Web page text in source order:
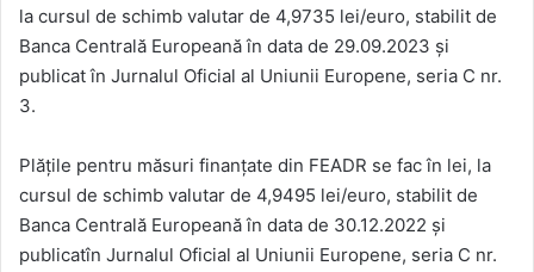
la cursul de schimb valutar de 4,9735 lei/euro, stabilit de
Banca Centrală Europeană în data de 29.09.2023 şi
publicat în Jurnalul Oficial al Uniunii Europene, seria C nr.
3.
Plăţile pentru măsuri finanţate din FEADR se fac în lei, la
cursul de schimb valutar de 4,9495 lei/euro, stabilit de
Banca Centrală Europeană în data de 30.12.2022 şi
publicatîn Jurnalul Oficial al Uniunii Europene, seria C nr.